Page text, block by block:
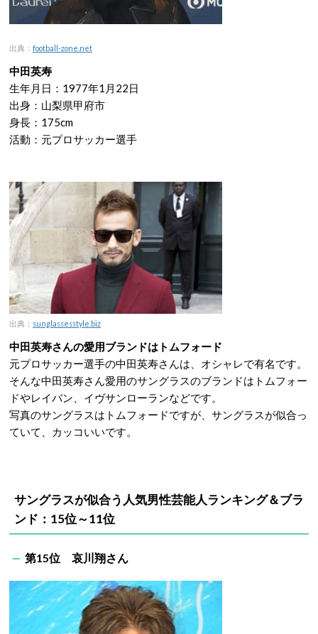
出典： football-zone.net
中田英寿
生年月日：1977年1月22日
出身：山梨県甲府市
身長：175cm
活動：元プロサッカー選手
出典： sunglassesstyle.biz
中田英寿さんの愛用ブランドはトムフォード
元プロサッカー選手の中田英寿さんは、オシャレで有名です。
そんな中田英寿さん愛用のサングラスのブランドはトムフォー
ドやレイバン、イヴサンローランなどです。
写真のサングラスはトムフォードですが、サングラスが似合っ
ていて、カッコいいです。
サングラスが似合う人気男性芸能人ランキング＆ブラ
ンド：15位～11位
第15位 哀川翔さん